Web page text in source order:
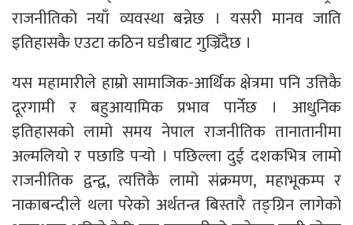
राजनीतिको नयाँ व्यवस्था बन्नेछ । यसरी मानव जाति
इतिहासकै एउटा कठिन घडीबाट गुज्रिँदैछ ।
यस महामारीले हाम्रो सामाजिक-आर्थिक क्षेत्रमा पनि उत्तिकै
दूरगामी र बहुआयामिक प्रभाव पार्नेछ । आधुनिक
इतिहासको लामो समय नेपाल राजनीतिक तानातानीमा
अल्मलियो र पछाडि पर्‍यो । पछिल्ला दुई दशकभित्र लामो
राजनीतिक द्वन्द्व, त्यत्तिकै लामो संक्रमण, महाभूकम्प र
नाकाबन्दीले थला परेको अर्थतन्त्र बिस्तारै तङ्ग्रिन लागेको